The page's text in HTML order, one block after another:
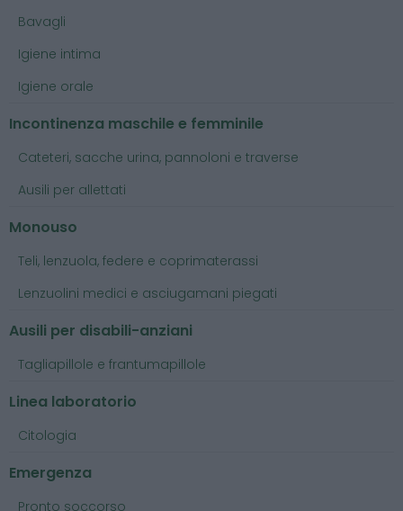
Bavagli
Igiene intima
Igiene orale
Incontinenza maschile e femminile
Cateteri, sacche urina, pannoloni e traverse
Ausili per allettati
Monouso
Teli, lenzuola, federe e coprimaterassi
Lenzuolini medici e asciugamani piegati
Ausili per disabili-anziani
Tagliapillole e frantumapillole
Linea laboratorio
Citologia
Emergenza
Pronto soccorso